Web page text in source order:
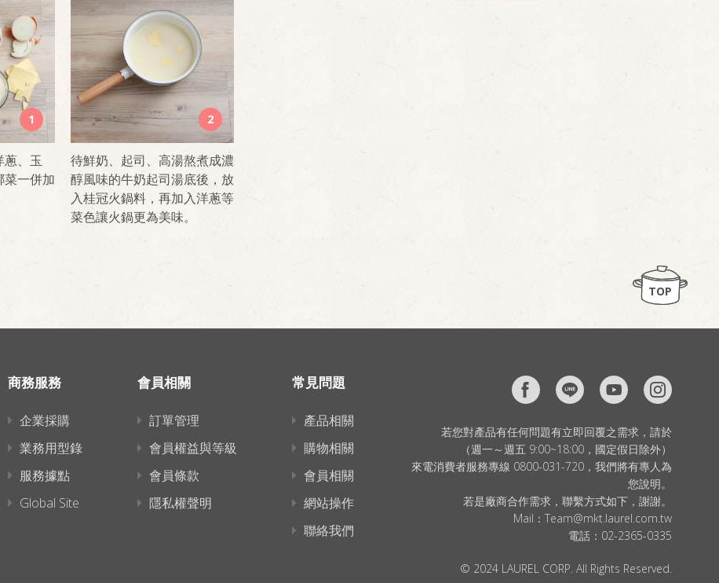
1
蔥、玉
菜一併加
2
待鮮奶、起司、高湯熬煮成濃
醇風味的牛奶起司湯底後，放
入桂冠火鍋料，再加入洋蔥等
菜色讓火鍋更為美味。
TOP
商務服務
企業採購
業務用型錄
服務據點
Global Site
會員相關
訂單管理
會員權益與等級
會員條款
隱私權聲明
常見問題
產品相關
購物相關
會員相關
網站操作
聯絡我們
若您對產品有任何問題有立即回覆之需求，請於
（週一～週五 9:00~18:00，國定假日除外）
來電消費者服務專線 0800-031-720，我們將有專人為
您說明。
若是廠商合作需求，聯繫方式如下，謝謝。
Mail： Team@mkt.laurel.com.tw
電話： 02-2365-0335
© 2024 LAUREL CORP. All Rights Reserved.